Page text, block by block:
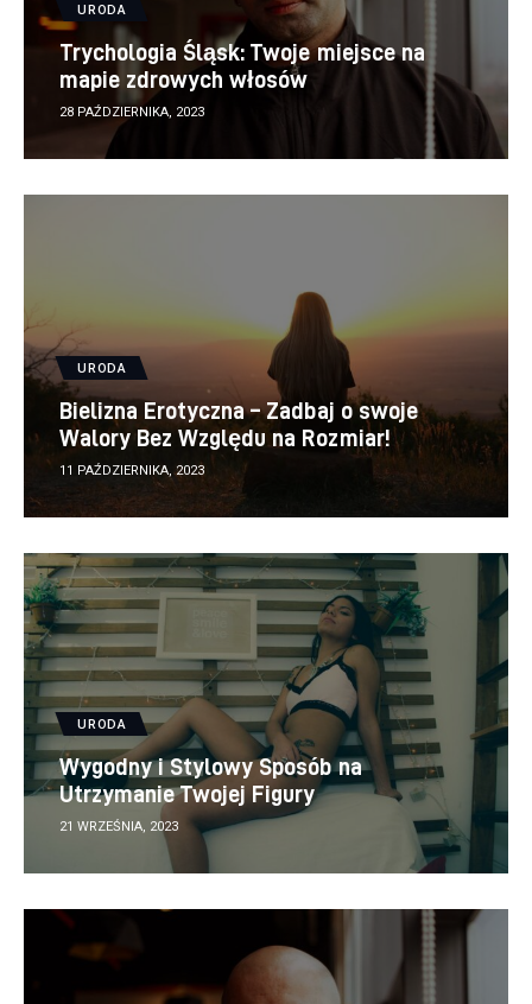
URODA
Trychologia Śląsk: Twoje miejsce na
mapie zdrowych włosów
28 PAŹDZIERNIKA, 2023
URODA
Bielizna Erotyczna – Zadbaj o swoje
Walory Bez Względu na Rozmiar!
11 PAŹDZIERNIKA, 2023
URODA
Wygodny i Stylowy Sposób na
Utrzymanie Twojej Figury
21 WRZEŚNIA, 2023